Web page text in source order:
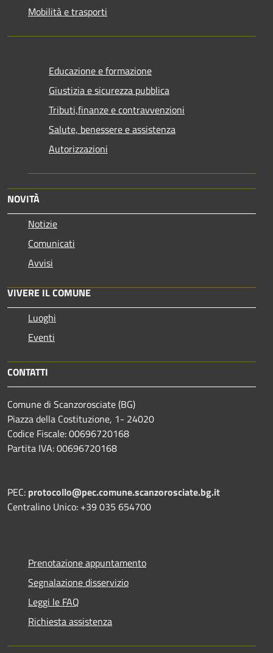
Mobilità e trasporti
Educazione e formazione
Giustizia e sicurezza pubblica
Tributi,finanze e contravvenzioni
Salute, benessere e assistenza
Autorizzazioni
NOVITÀ
Notizie
Comunicati
Avvisi
VIVERE IL COMUNE
Luoghi
Eventi
CONTATTI
Comune di Scanzorosciate (BG)
Piazza della Costituzione, 1- 24020
Codice Fiscale: 00696720168
Partita IVA: 00696720168
PEC: protocollo@pec.comune.scanzorosciate.bg.it
Centralino Unico: +39 035 654700
Prenotazione appuntamento
Segnalazione disservizio
Leggi le FAQ
Richiesta assistenza